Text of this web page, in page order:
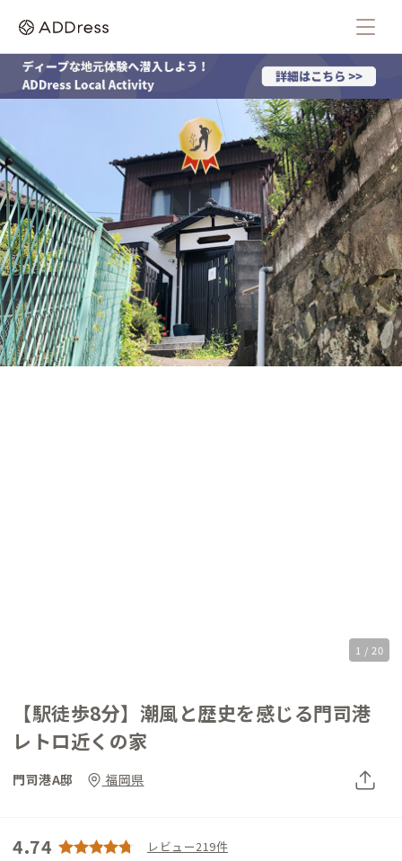
1 / 20
【駅徒歩8分】潮風と歴史を感じる門司港
レトロ近くの家
門司港A邸 福岡県
4.74 レビュー219件